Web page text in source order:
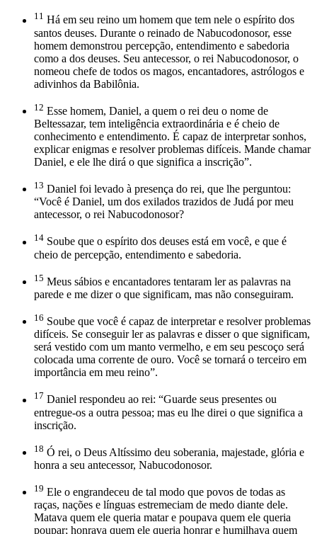
11 Há em seu reino um homem que tem nele o espírito dos
santos deuses. Durante o reinado de Nabucodonosor, esse
homem demonstrou percepção, entendimento e sabedoria
como a dos deuses. Seu antecessor, o rei Nabucodonosor, o
nomeou chefe de todos os magos, encantadores, astrólogos e
adivinhos da Babilônia.
12 Esse homem, Daniel, a quem o rei deu o nome de
Beltessazar, tem inteligência extraordinária e é cheio de
conhecimento e entendimento. É capaz de interpretar sonhos,
explicar enigmas e resolver problemas difíceis. Mande chamar
Daniel, e ele lhe dirá o que significa a inscrição”.
13 Daniel foi levado à presença do rei, que lhe perguntou:
“Você é Daniel, um dos exilados trazidos de Judá por meu
antecessor, o rei Nabucodonosor?
14 Soube que o espírito dos deuses está em você, e que é
cheio de percepção, entendimento e sabedoria.
15 Meus sábios e encantadores tentaram ler as palavras na
parede e me dizer o que significam, mas não conseguiram.
16 Soube que você é capaz de interpretar e resolver problemas
difíceis. Se conseguir ler as palavras e disser o que significam,
será vestido com um manto vermelho, e em seu pescoço será
colocada uma corrente de ouro. Você se tornará o terceiro em
importância em meu reino”.
17 Daniel respondeu ao rei: “Guarde seus presentes ou
entregue-os a outra pessoa; mas eu lhe direi o que significa a
inscrição.
18 Ó rei, o Deus Altíssimo deu soberania, majestade, glória e
honra a seu antecessor, Nabucodonosor.
19 Ele o engrandeceu de tal modo que povos de todas as
raças, nações e línguas estremeciam de medo diante dele.
Matava quem ele queria matar e poupava quem ele queria
poupar; honrava quem ele queria honrar e humilhava quem